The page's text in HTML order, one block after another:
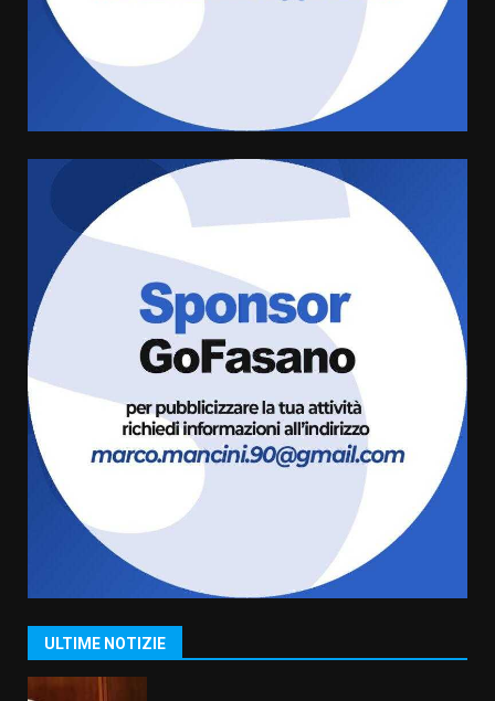
ULTIME NOTIZIE
A Savelletri torna la Sagra del
Pesce Spada: appuntamento a
sabato 8 agosto
L’abusivismo giornalistico è un
pericolo
3 Agosto 2026 17:22
Luca Fanigliulo è il nuovo
Presidente del Rotaract Club
Fasano
2 Agosto 2026 12:17
Il Premio Internazionale Fajano
torna a Savelletri
2 Agosto 2026 06:05
1
Serie D, l’Us Fasano è escluso
dal campionato
5 Agosto 2026 17:30